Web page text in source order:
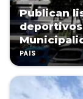
Publican
deportivos
PAÍS